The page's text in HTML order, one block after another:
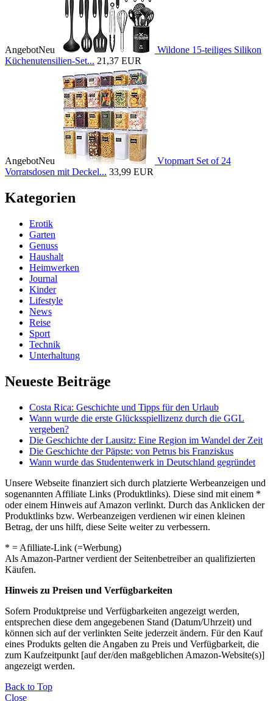
AngebotNeu
Wildone 15-teiliges Silikon
Küchenutensilien-Set... 21,37 EUR
AngebotNeu
Vtopmart Set of 24
Vorratsdosen mit Deckel... 33,99 EUR
Kategorien
Erotik
Garten
Genuss
Haushalt
Heimwerken
Journal
Kinder
Lifestyle
News
Reise
Sport
Technik
Unterhaltung
Neueste Beiträge
Costa Rica: Geschichte und Tipps für den Urlaub
Wann wurde die erste Glücksspiellizenz durch die GGL
vergeben?
Die Geschichte der Lausitz: Eine Region im Wandel der Zeit
Die Geschichte der Päpste: von Petrus bis Franziskus
Wann wurde das Studentenwerk in Deutschland gegründet
Unsere Webseite finanziert sich durch platzierte Werbeanzeigen und
sogenannten Affiliate Links (Produktlinks). Diese sind mit einem *
oder einem Hinweis auf Amazon verlinkt. Durch das Anklicken der
Produktlinks bzw. Werbeanzeigen verdienen wir einen kleinen
Betrag, der uns hilft, diese Seite weiter zu verbessern.
* = Afilliate-Link (=Werbung)
Als Amazon-Partner verdient der Seitenbetreiber an qualifizierten
Käufen.
Hinweis zu Preisen und Verfügbarkeiten
Sofern Produktpreise und Verfügbarkeiten angezeigt werden,
entsprechen diese dem angegebenen Stand (Datum/Uhrzeit) und
können sich auf der verlinkten Seite jederzeit ändern. Für den Kauf
eines Produkts gelten die Angaben zu Preis und Verfügbarkeit, die
zum Kaufzeitpunkt [auf der/den maßgeblichen Amazon-Website(s)]
angezeigt werden.
Back to Top
Close